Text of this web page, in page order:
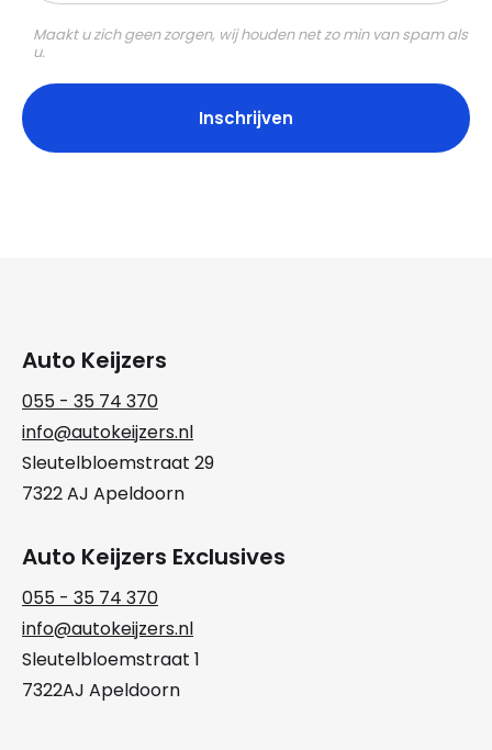
Maakt u zich geen zorgen, wij houden net zo min van spam als
u.
Auto Keijzers
055 - 35 74 370
info@autokeijzers.nl
Sleutelbloemstraat 29
7322 AJ Apeldoorn
Auto Keijzers Exclusives
055 - 35 74 370
info@autokeijzers.nl
Sleutelbloemstraat 1
7322AJ Apeldoorn